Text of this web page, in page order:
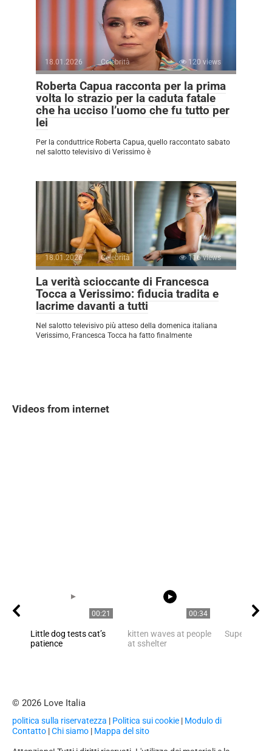
18.01.2026 Celebrità 120 views
Roberta Capua racconta per la prima
volta lo strazio per la caduta fatale
che ha ucciso l’uomo che fu tutto per
lei
Per la conduttrice Roberta Capua, quello raccontato sabato
nel salotto televisivo di Verissimo è
18.01.2026 Celebrità 116 views
La verità scioccante di Francesca
Tocca a Verissimo: fiducia tradita e
lacrime davanti a tutti
Nel salotto televisivo più atteso della domenica italiana
Verissimo, Francesca Tocca ha fatto finalmente
Videos from internet
00:21
Little dog tests cat’s
patience
00:34
kitten waves at people
at sshelter
Super Nice
© 2026 Love Italia
politica sulla riservatezza | Politica sui cookie | Modulo di
Contatto |Chi siamo | Mappa del sito